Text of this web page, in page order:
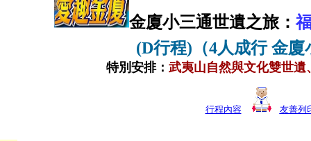
金廈小三通世遺之旅：
(D行程) （4人成行金廈
特別安排： 武夷山自然與文化雙世
行程內容 友善列